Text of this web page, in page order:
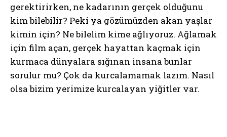
gerektirirken, ne kadarının gerçek olduğunu
kim bilebilir? Peki ya gözümüzden akan yaşlar
kimin için? Ne bilelim kime ağlıyoruz. Ağlamak
için film açan, gerçek hayattan kaçmak için
kurmaca dünyalara sığınan insana bunlar
sorulur mu? Çok da kurcalamamak lazım. Nasıl
olsa bizim yerimize kurcalayan yiğitler var.